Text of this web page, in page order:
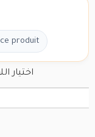
produit
اختيار